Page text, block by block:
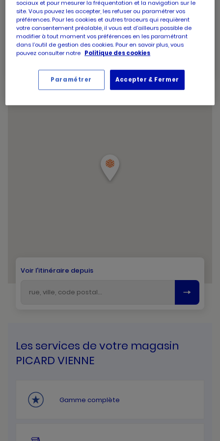
d'ouverture
d'aujourd'hui
14:30- 19:30
Horaires
d'ouverture
d'aujourd'hui
Jeudi 09:00-13:00
14:30-19:30
Horaires
d'ouverture
d'aujourd'hui
Vendredi 09:00-19:30
Horaires
d'ouverture
Samedi 09:00 -19:30
d'ouverture
d'aujourd'hui
Horaires
09:00 -13:00
19:30
les
Voir l'itinéraire depuis
Les services de votre magasin
PICARD VIENNE
Gamme complète
sociaux et pour mesurer la fréquentation et la navigation sur le
site. Vous pouvez les accepter, les refuser ou paramétrer vos
préférences. Pour les cookies et autres traceurs qui requièrent
votre consentement préalable, il vous est d’ailleurs possible de
modifier à tout moment vos préférences en les paramétrant
dans l’outil de gestion des cookies. Pour en savoir plus, vous
pouvez consulter notre Politique des cookies
Accepter & Fermer
Paramétrer